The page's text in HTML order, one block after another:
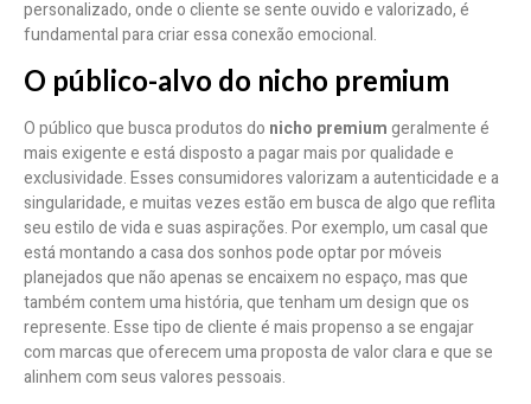
personalizado, onde o cliente se sente ouvido e valorizado, é
fundamental para criar essa conexão emocional.
O público-alvo do nicho premium
O público que busca produtos do nicho premiumgeralmente é
mais exigente e está disposto a pagar mais por qualidade e
exclusividade. Esses consumidores valorizam a autenticidade e a
singularidade, e muitas vezes estão em busca de algo que reflita
seu estilo de vida e suas aspirações. Por exemplo, um casal que
está montando a casa dos sonhos pode optar por móveis
planejados que não apenas se encaixem no espaço, mas que
também contem uma história, que tenham um design que os
represente. Esse tipo de cliente é mais propenso a se engajar
com marcas que oferecem uma proposta de valor clara e que se
alinhem com seus valores pessoais.